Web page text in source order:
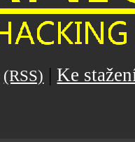
(RSS) |Ke